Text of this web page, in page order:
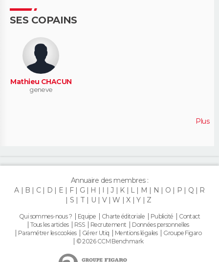
SES COPAINS
Mathieu CHACUN
geneve
Plus
Annuaire des membres :
A
B C D E F G H I J K L M N O P Q
R
S
T U V W X Y Z
Qui sommes-nous ? Equipe Charte éditoriale Publicité
Contact
Tous les articles
RSS Recrutement
Données personnelles
Paramétrer les cookies
Gérer Utiq Mentions légales
Groupe Figaro
© 2026 CCM Benchmark